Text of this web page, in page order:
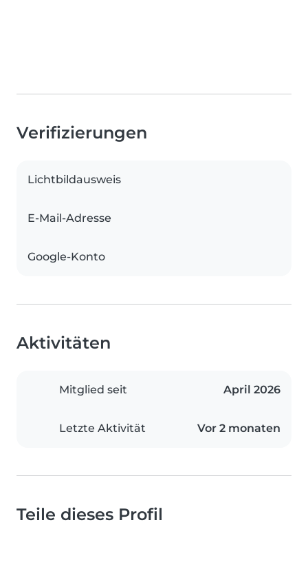
Verifizierungen
Lichtbildausweis
E-Mail-Adresse
Google-Konto
Aktivitäten
Mitglied seit April 2026
Letzte Aktivität Vor 2 monaten
Teile dieses Profil